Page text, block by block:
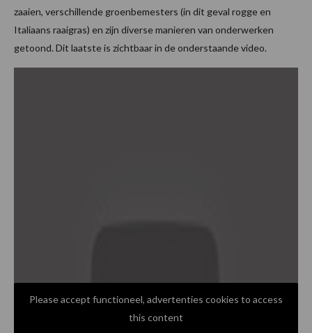
zaaien, verschillende groenbemesters (in dit geval rogge en
Italiaans raaigras) en zijn diverse manieren van onderwerken
getoond. Dit laatste is zichtbaar in de onderstaande video.
Please accept functioneel, advertenties cookies to access
this content